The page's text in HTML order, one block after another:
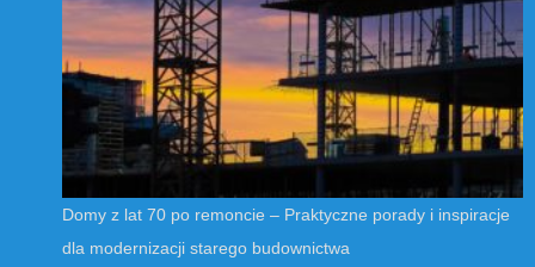
Domy z lat 70 po remoncie – Praktyczne porady i inspiracje
dla modernizacji starego budownictwa